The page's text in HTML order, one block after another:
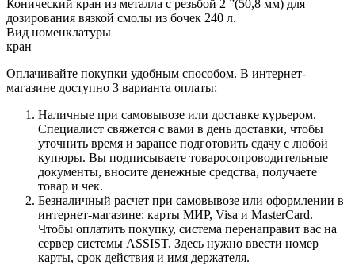
Конический кран из металла с резьбой 2 ”(50,8 мм) для
дозирования вязкой смолы из бочек 240 л.
Вид номенклатуры
кран
Оплачивайте покупки удобным способом. В интернет-
магазине доступно 3 варианта оплаты:
Наличные при самовывозе или доставке курьером.
Специалист свяжется с вами в день доставки, чтобы
уточнить время и заранее подготовить сдачу с любой
купюры. Вы подписываете товаросопроводительные
документы, вносите денежные средства, получаете
товар и чек.
Безналичный расчет при самовывозе или оформлении в
интернет-магазине: карты МИР, Visa и MasterCard.
Чтобы оплатить покупку, система перенаправит вас на
сервер системы ASSIST. Здесь нужно ввести номер
карты, срок действия и имя держателя.